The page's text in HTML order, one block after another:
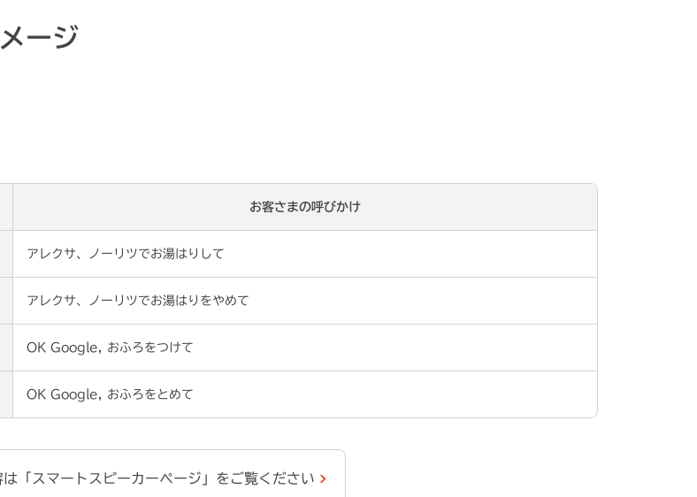
ージ
お客さまの呼びかけ
アレクサ、ノーリツでお湯はりして
アレクサ、ノーリツでお湯はりをやめて
OK Google, おふろをつけて
OK Google, おふろをとめて
「スマートスピーカーページ」をご覧ください